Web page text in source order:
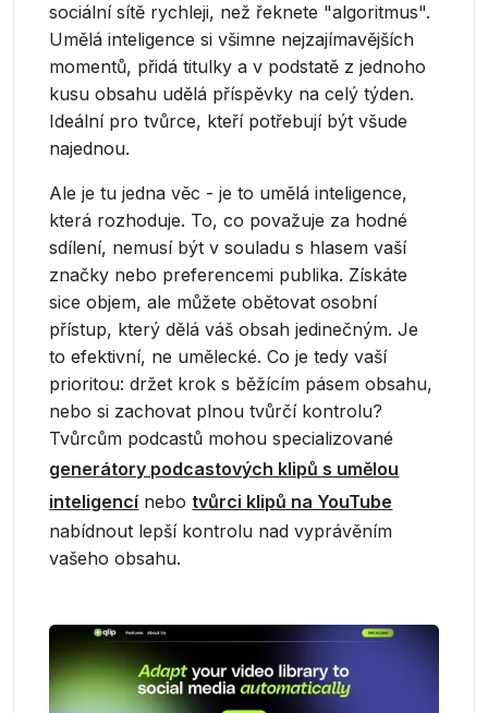
sociální sítě rychleji, než řeknete "algoritmus".
Umělá inteligence si všimne nejzajímavějších
momentů, přidá titulky a v podstatě z jednoho
kusu obsahu udělá příspěvky na celý týden.
Ideální pro tvůrce, kteří potřebují být všude
najednou.
Ale je tu jedna věc - je to umělá inteligence,
která rozhoduje. To, co považuje za hodné
sdílení, nemusí být v souladu s hlasem vaší
značky nebo preferencemi publika. Získáte
sice objem, ale můžete obětovat osobní
přístup, který dělá váš obsah jedinečným. Je
to efektivní, ne umělecké. Co je tedy vaší
prioritou: držet krok s běžícím pásem obsahu,
nebo si zachovat plnou tvůrčí kontrolu?
Tvůrcům podcastů mohou specializované
generátory podcastových klipů s umělou
inteligencí nebo tvůrci klipů na YouTube
nabídnout lepší kontrolu nad vyprávěním
vašeho obsahu.